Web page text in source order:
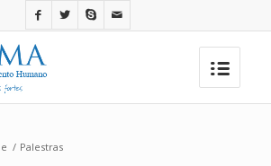
/ Palestras